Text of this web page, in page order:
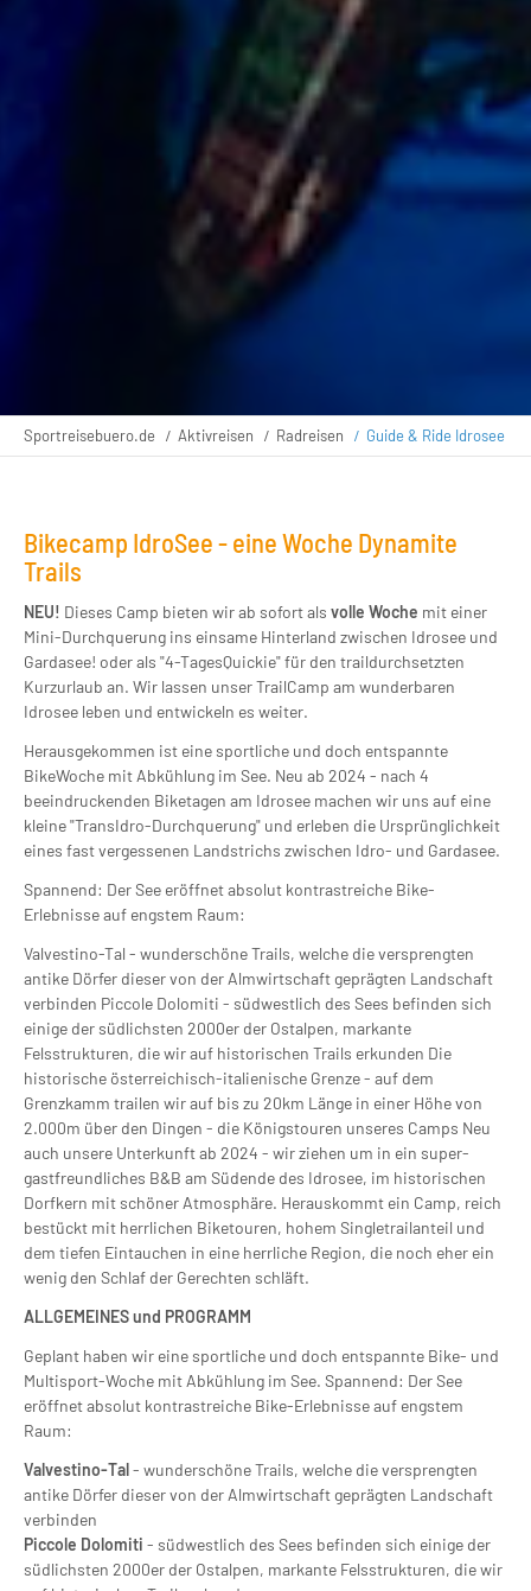
Sportreisebuero.de Aktivreisen Radreisen Guide & Ride Idrosee
Bikecamp IdroSee - eine Woche Dynamite
Trails
NEU! Dieses Camp bieten wir ab sofort als volle Woche mit einer
Mini-Durchquerung ins einsame Hinterland zwischen Idrosee und
Gardasee! oder als "4-TagesQuickie" für den traildurchsetzten
Kurzurlaub an. Wir lassen unser TrailCamp am wunderbaren
Idrosee leben und entwickeln es weiter.
Herausgekommen ist eine sportliche und doch entspannte
BikeWoche mit Abkühlung im See. Neu ab 2024 - nach 4
beeindruckenden Biketagen am Idrosee machen wir uns auf eine
kleine "TransIdro-Durchquerung" und erleben die Ursprünglichkeit
eines fast vergessenen Landstrichs zwischen Idro- und Gardasee.
Spannend: Der See eröffnet absolut kontrastreiche Bike-
Erlebnisse auf engstem Raum:
Valvestino-Tal - wunderschöne Trails, welche die versprengten
antike Dörfer dieser von der Almwirtschaft geprägten Landschaft
verbinden Piccole Dolomiti - südwestlich des Sees befinden sich
einige der südlichsten 2000er der Ostalpen, markante
Felsstrukturen, die wir auf historischen Trails erkunden Die
historische österreichisch-italienische Grenze - auf dem
Grenzkamm trailen wir auf bis zu 20km Länge in einer Höhe von
2.000m über den Dingen - die Königstouren unseres Camps Neu
auch unsere Unterkunft ab 2024 - wir ziehen um in ein super-
gastfreundliches B&B am Südende des Idrosee, im historischen
Dorfkern mit schöner Atmosphäre. Herauskommt ein Camp, reich
bestückt mit herrlichen Biketouren, hohem Singletrailanteil und
dem tiefen Eintauchen in eine herrliche Region, die noch eher ein
wenig den Schlaf der Gerechten schläft.
ALLGEMEINES und PROGRAMM
Geplant haben wir eine sportliche und doch entspannte Bike- und
Multisport-Woche mit Abkühlung im See. Spannend: Der See
eröffnet absolut kontrastreiche Bike-Erlebnisse auf engstem
Raum:
Valvestino-Tal- wunderschöne Trails, welche die versprengten
antike Dörfer dieser von der Almwirtschaft geprägten Landschaft
verbinden
Piccole Dolomiti - südwestlich des Sees befinden sich einige der
südlichsten 2000er der Ostalpen, markante Felsstrukturen, die wir